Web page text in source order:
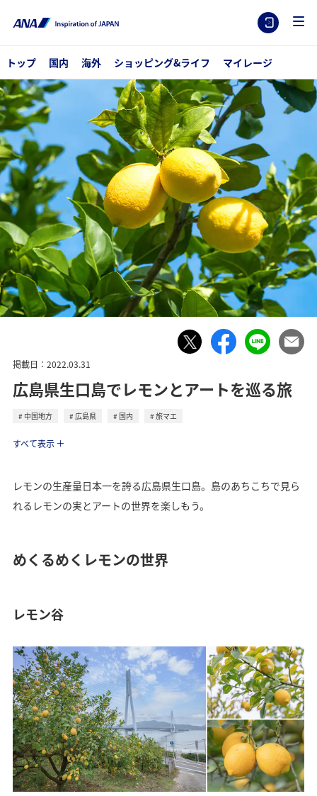
トップ 国内 海外 ショッピング&ライフ マイレージ
掲載日：2022.03.31
広島県生口島でレモンとアートを巡る旅
中国地方 広島県 国内
旅マエ
すべて表示
レモンの生産量日本一を誇る広島県生口島。島のあちこちで見ら
れるレモンの実とアートの世界を楽しもう。
めくるめくレモンの世界
レモン谷